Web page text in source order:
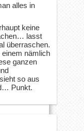
alles in
keine
lasst
überraschen.
nämlich
ganzen
so aus
Punkt.